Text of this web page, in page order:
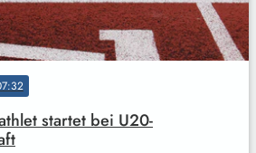
startet bei U20-